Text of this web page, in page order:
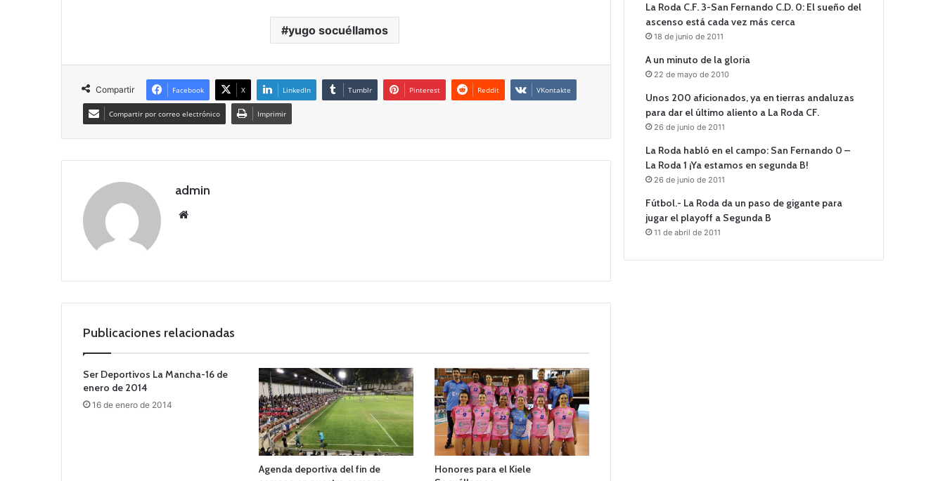
yugo socuéllamos
Compartir Facebook X LinkedIn Tumblr Pinterest Reddit VKontakte
Compartir por correo electrónico Imprimir
admin
Publicaciones relacionadas
Ser Deportivos La Mancha-16 de
enero de 2014
16 de enero de 2014
Agenda deportiva del fin de
Honores para el Kiele
La Roda C.F. 3-San Fernando C.D. 0: El sueño del
ascenso está cada vez más cerca
18 de junio de 2011
A un minuto de la gloria
22 de mayo de 2010
Unos 200 aficionados, ya en tierras andaluzas
para dar el último aliento a La Roda CF.
26 de junio de 2011
La Roda habló en el campo: San Fernando 0 –
La Roda 1 ¡Ya estamos en segunda B!
26 de junio de 2011
Fútbol.- La Roda da un paso de gigante para
jugar el playoff a Segunda B
11 de abril de 2011